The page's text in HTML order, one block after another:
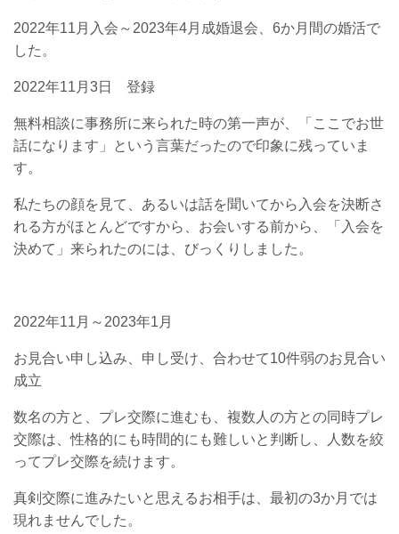
2022年11月入会～2023年4月成婚退会、6か月間の婚活で
した。
2022年11月3日 登録
無料相談に事務所に来られた時の第一声が、「ここでお世
話になります」という言葉だったので印象に残っていま
す。
私たちの顔を見て、あるいは話を聞いてから入会を決断さ
れる方がほとんどですから、お会いする前から、「入会を
決めて」来られたのには、びっくりしました。
2022年11月～2023年1月
お見合い申し込み、申し受け、合わせて10件弱のお見合い
成立
数名の方と、プレ交際に進むも、複数人の方との同時プレ
交際は、性格的にも時間的にも難しいと判断し、人数を絞
ってプレ交際を続けます。
真剣交際に進みたいと思えるお相手は、最初の3か月では
現れませんでした。